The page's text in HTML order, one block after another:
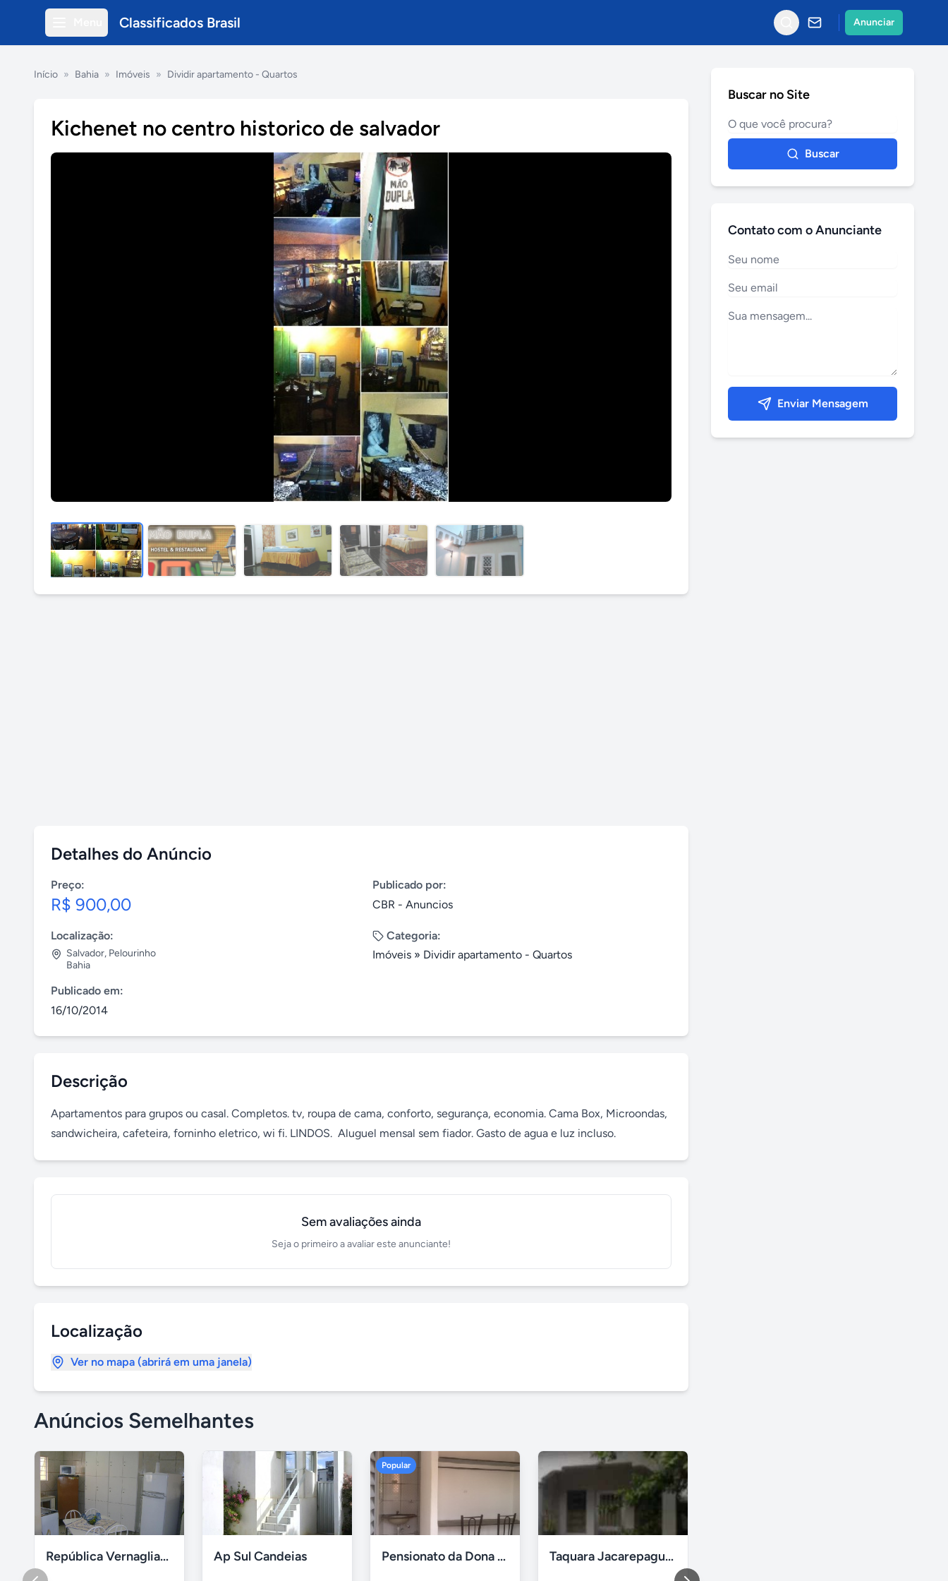
Classificados Brasil Anunciar
Início » Bahia » Imóveis » Dividir apartamento - Quartos
Kichenet no centro historico de salvador
Detalhes do Anúncio
Preço:
R$ 900,00
Publicado por:
CBR - Anuncios
Localização:
Salvador, Pelourinho
Bahia
Categoria:
Imóveis » Dividir apartamento - Quartos
Publicado em:
16/10/2014
Descrição
Apartamentos para grupos ou casal. Completos. tv, roupa de cama, conforto, segurança, economia. Cama Box, Microondas,
sandwicheira, cafeteira, forninho eletrico, wi fi. LINDOS.  Aluguel mensal sem fiador. Gasto de agua e luz incluso.
Sem avaliações ainda
Seja o primeiro a avaliar este anunciante!
Localização
Ver no mapa (abrirá em uma janela)
Anúncios Semelhantes
República Vernaglia-Estudantes e ou Trabalhadores Ap Sul Candeias
Popular
Pensionato da Dona Maria - Uberlândia/MG Taquara Jacarepaguá casa 3 quartos 90 m2 a venda
Buscar no Site
Buscar
Contato com o Anunciante
Enviar Mensagem